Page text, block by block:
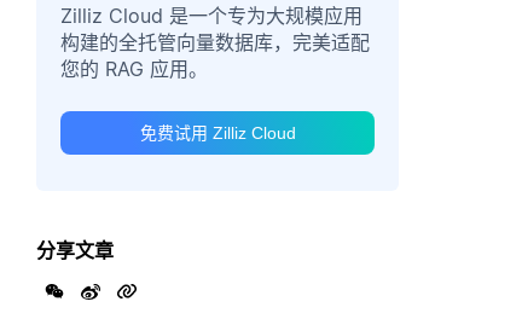
Zilliz Cloud 是一个专为大规模应用
构建的全托管向量数据库，完美适配
您的 RAG 应用。
免费试用 Zilliz Cloud
分享文章